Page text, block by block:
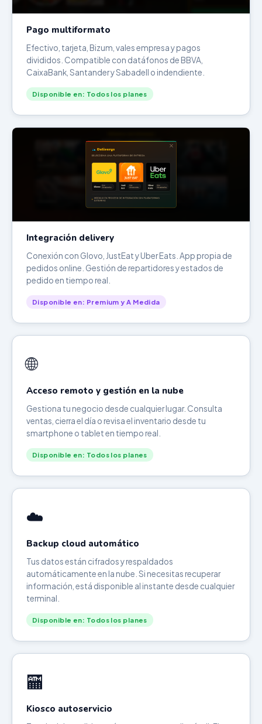
Pago multiformato
Efectivo, tarjeta, Bizum, vales empresa y pagos
divididos. Compatible con datáfonos de BBVA,
CaixaBank, Santander y Sabadell o indendiente.
Disponible en: Todos los planes
Integración delivery
Conexión con Glovo, JustEat y Uber Eats. App propia de
pedidos online. Gestión de repartidores y estados de
pedido en tiempo real.
Disponible en: Premium y A Medida
🌐
Acceso remoto y gestión en la nube
Gestiona tu negocio desde cualquier lugar. Consulta
ventas, cierra el día o revisa el inventario desde tu
smartphone o tablet en tiempo real.
Disponible en: Todos los planes
☁️
Backup cloud automático
Tus datos están cifrados y respaldados
automáticamente en la nube. Si necesitas recuperar
información, está disponible al instante desde cualquier
terminal.
Disponible en: Todos los planes
🏧
Kiosco autoservicio